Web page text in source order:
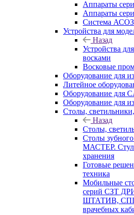
Аппараты
Аппараты
Система
Устройства для
Назад
Устройства
восками
Восковые
Оборудование для
Литейное
Оборудование для
Оборудование для
Cтолы,
Назад
Cтолы,
Столы
МАСТЕР.
хранения
Готовые
техника
Мобильные
серий СЗТ
ШТАТИВ, СПП
врачебных